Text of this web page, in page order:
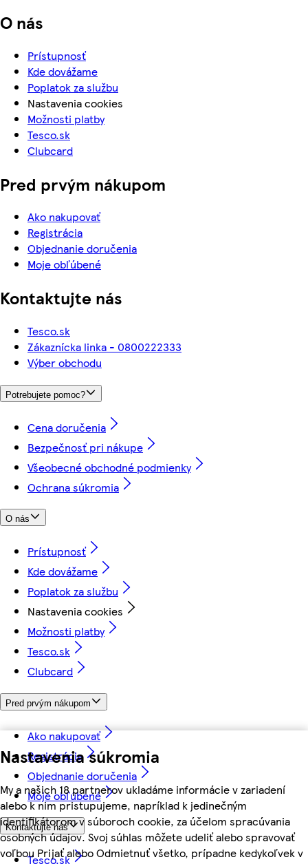
Nastavenia súkromia
My a našich 18 partnerov ukladáme informácie v zariadení
alebo k nim pristupujeme, napríklad k jedinečným
identifikátorom v súboroch cookie, za účelom spracúvania
osobných údajov. Svoj súhlas môžete udeliť alebo spravovať
voľbou Prijať alebo Odmietnuť všetko, prípadne kedykoľvek v
O nás
Prístupnosť
Kde dovážame
Poplatok za službu
Nastavenia cookies
Možnosti platby
Tesco.sk
Clubcard
Pred prvým nákupom
Ako nakupovať
Registrácia
Objednanie doručenia
Moje obľúbené
Kontaktujte nás
Tesco.sk
Zákaznícka linka - 0800222333
Výber obchodu
Potrebujete pomoc?
Cena doručenia
Bezpečnosť pri nákupe
Všeobecné obchodné podmienky
Ochrana súkromia
O nás
Prístupnosť
Kde dovážame
Poplatok za službu
Nastavenia cookies
Možnosti platby
Tesco.sk
Clubcard
Pred prvým nákupom
Ako nakupovať
Registrácia
Objednanie doručenia
Moje obľúbené
Kontaktujte nás
Tesco.sk